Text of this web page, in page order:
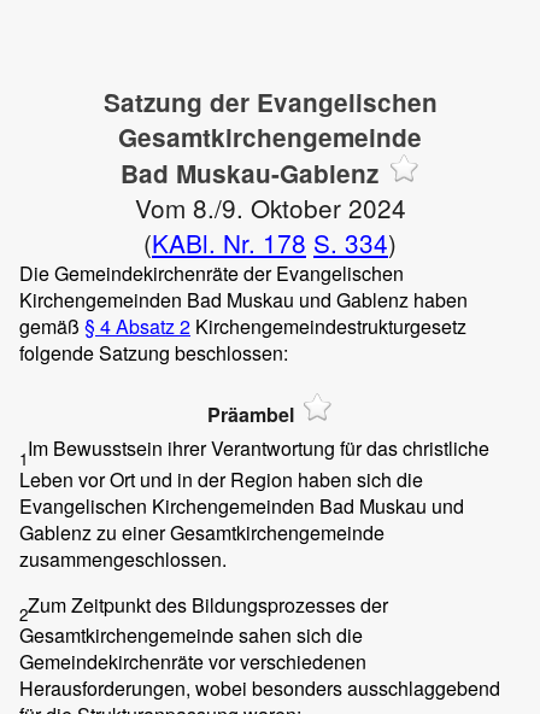
Satzung der Evangelischen
Gesamtkirchengemeinde
Bad Muskau-Gablenz
Vom 8./9. Oktober 2024
(KABl. Nr. 178 S. 334)
Die Gemeindekirchenräte der Evangelischen
Kirchengemeinden Bad Muskau und Gablenz haben
gemäß § 4 Absatz 2 Kirchengemeindestrukturgesetz
folgende Satzung beschlossen:
Präambel
1Im Bewusstsein ihrer Verantwortung für das christliche
Leben vor Ort und in der Region haben sich die
Evangelischen Kirchengemeinden Bad Muskau und
Gablenz zu einer Gesamtkirchengemeinde
zusammengeschlossen.
2Zum Zeitpunkt des Bildungsprozesses der
Gesamtkirchengemeinde sahen sich die
Gemeindekirchenräte vor verschiedenen
Herausforderungen, wobei besonders ausschlaggebend